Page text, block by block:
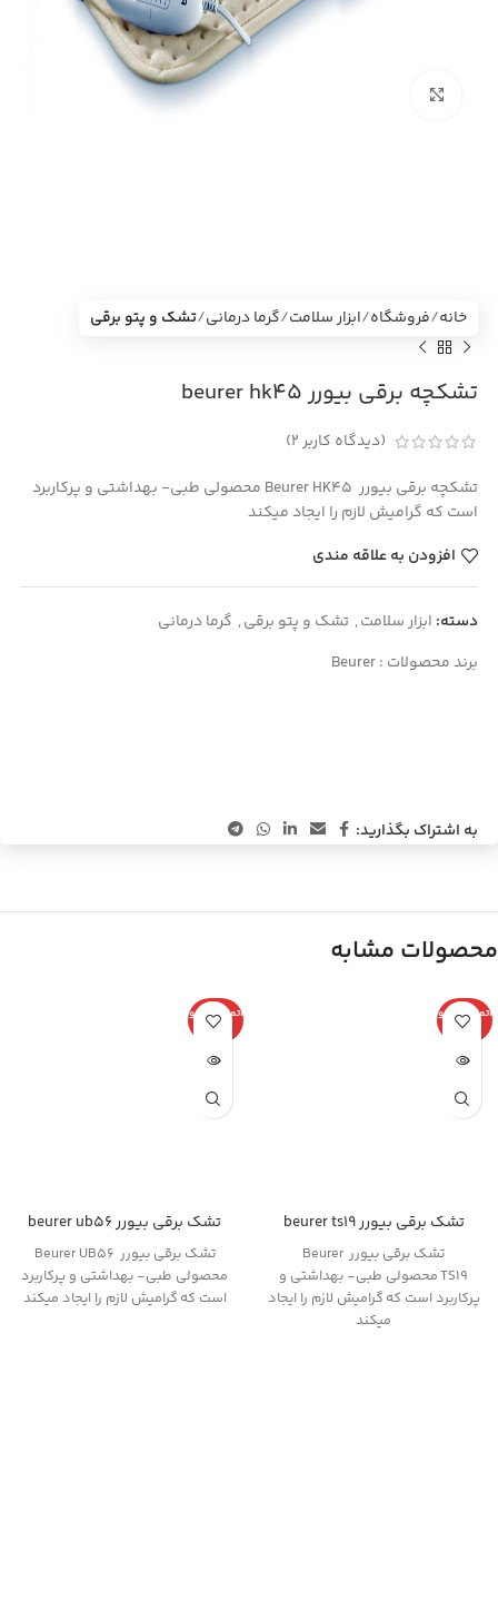
خانه فروشگاه ابزار سلامت گرما درمانی تشک و پتو برقی
تشکچه برقی بیورر beurer hk45
(دیدگاه کاربر2
)
تشکچه برقی بیورر Beurer HK45 محصولی طبی- بهداشتی و پرکاربرد
است که گرامیش لازم را ایجاد میکند
افزودن به علاقه مندی
دسته: ابزار سلامت, تشک و پتو برقی, گرما درمانی
برند محصولات :Beurer
به اشتراک بگذارید:
محصولات مشابه
اتمام موجو
دی
تشک برقی بیورر beurer ts19
تشک برقی بیورر Beurer
TS19 محصولی طبی- بهداشتی و
پرکاربرد است که گرامیش لازم را ایجاد
میکند
اتمام موجو
دی
تشک برقی بیورر beurer ub56
تشک برقی بیورر Beurer UB56
محصولی طبی- بهداشتی و پرکاربرد
است که گرامیش لازم را ایجاد میکند